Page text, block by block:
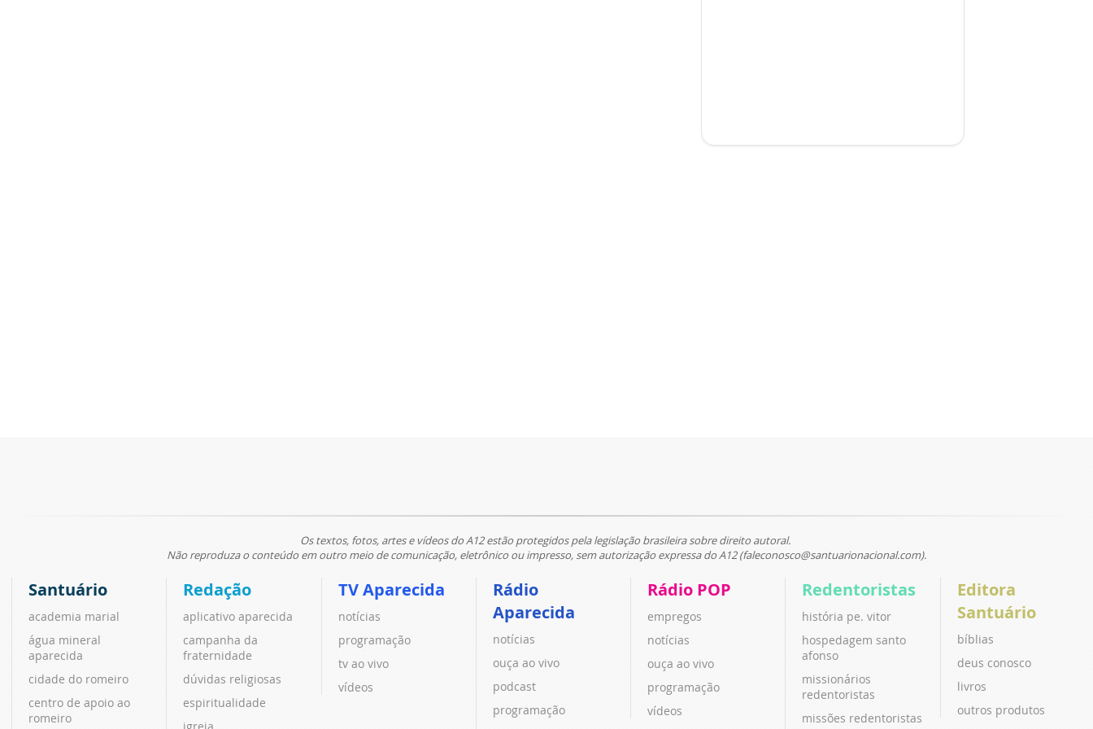
Os textos, fotos, artes e vídeos do A12 estão protegidos pela legislação brasileira sobre direito autoral.
Não reproduza o conteúdo em outro meio de comunicação, eletrônico ou impresso, sem autorização expressa do A12 (faleconosco@santuarionacional.com).
Santuário
academia marial
água mineral
aparecida
cidade do romeiro
centro de apoio ao
romeiro
Redação
aplicativo aparecida
campanha da
fraternidade
dúvidas religiosas
espiritualidade
igreja
TV Aparecida
notícias
programação
tv ao vivo
vídeos
Rádio
Aparecida
notícias
ouça ao vivo
podcast
programação
Rádio POP
empregos
notícias
ouça ao vivo
programação
vídeos
Redentoristas
história pe. vitor
hospedagem santo
afonso
missionários
redentoristas
missões redentoristas
Editora
Santuário
bíblias
deus conosco
livros
outros produtos